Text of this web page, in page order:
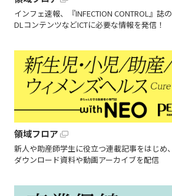
インフェ速報、『INFECTION CONTROL』誌
DLコンテンツなどICTに必要な情報を発信！
領域フロア
新人や助産師学生に役立つ連載記事をはじめ
ダウンロード資料や動画アーカイブを配信